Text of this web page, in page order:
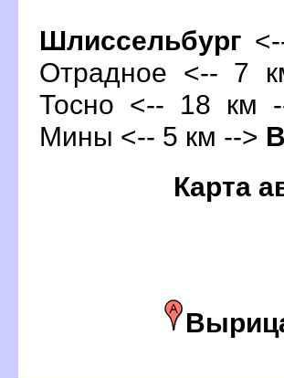
Шлиссельбур
Отрадное <-- 7
Тосно <-- 18 км
Мины <-- 5 км -->
Карта